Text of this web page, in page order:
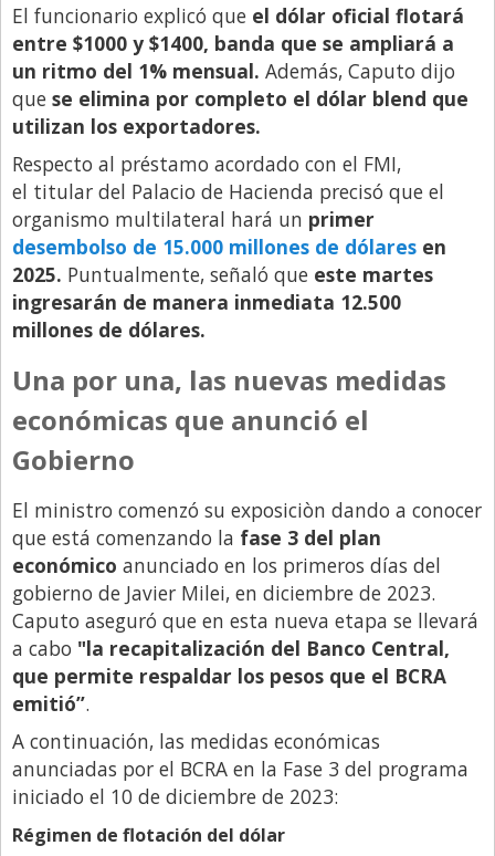
Medios
Millonarios
Minuto Lanzamiento
Negocios
Opinion
Política
Publicidad y Marketing
Real Estate y Propiedades
Salidas
Sociedad
Tecnología
Tendencias
Viajes
El funcionario explicó que el dólar oficial flotará
entre $1000 y $1400, banda que se ampliará a
un ritmo del 1% mensual. Además, Caputo dijo
que se elimina por completo el dólar blend que
utilizan los exportadores.
Respecto al préstamo acordado con el FMI,
el titular del Palacio de Hacienda precisó que el
organismo multilateral hará un primer
desembolso de 15.000 millones de dólares en
2025. Puntualmente, señaló que este martes
ingresarán de manera inmediata 12.500
millones de dólares.
Una por una, las nuevas medidas
económicas que anunció el
Gobierno
El ministro comenzó su exposiciòn dando a conocer
que está comenzando la fase 3 del plan
económico anunciado en los primeros días del
gobierno de Javier Milei, en diciembre de 2023.
Caputo aseguró que en esta nueva etapa se llevará
a cabo "la recapitalización del Banco Central,
que permite respaldar los pesos que el BCRA
emitió”.
A continuación, las medidas económicas
anunciadas por el BCRA en la Fase 3 del programa
iniciado el 10 de diciembre de 2023:
Régimen de flotación del dólar